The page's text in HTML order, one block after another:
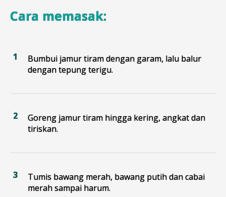
Cara memasak:
Bumbui jamur tiram dengan garam, lalu balur
dengan tepung terigu.
Goreng jamur tiram hingga kering, angkat dan
tiriskan.
Tumis bawang merah, bawang putih dan cabai
merah sampai harum.